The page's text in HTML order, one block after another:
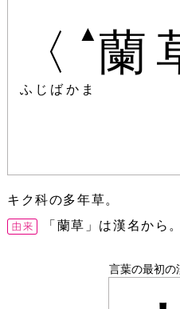
〈 ▲ 蘭
ふじばかま
キク科の多年草。
「蘭草」は漢名から
言葉の最初の